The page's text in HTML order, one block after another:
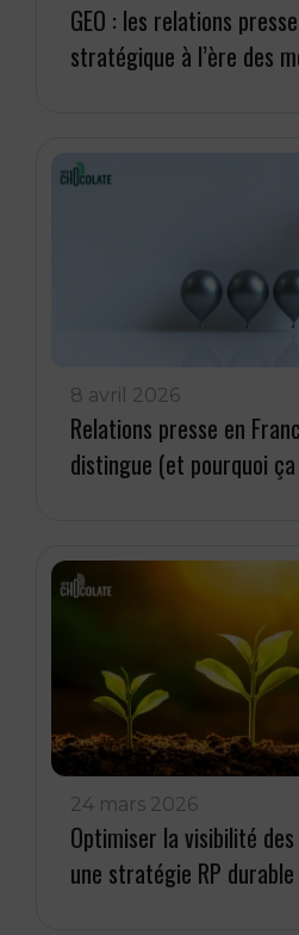
GEO : les relations
stratégique à l’ère des
8 avril 2026
Relations presse en
distingue (et pourquoi
24 mars 2026
Optimiser la visibilité
une stratégie RP durable